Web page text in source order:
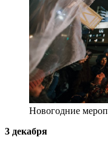
Новогодние
3 декабря